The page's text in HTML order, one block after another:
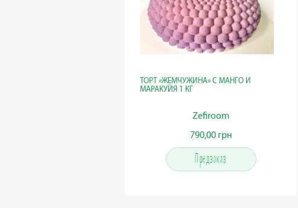
ТОРТ «ЖЕМЧУЖИНА» С МАНГО И
МАРАКУЙЯ 1 КГ
Zefiroom
790,00 грн
Предзаказ
790,00 грн
Предзаказ